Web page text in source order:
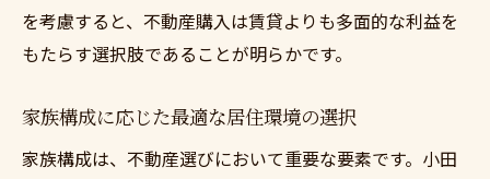
ローリスクで始める不動産投資のポイント
長期的な資産形成を目指す投資戦略
専門家の意見を活かした投資計画
を考慮すると、不動産購入は賃貸よりも多面的な利益を
もたらす選択肢であることが明らかです。
家族構成に応じた最適な居住環境の選択
家族構成は、不動産選びにおいて重要な要素です。小田